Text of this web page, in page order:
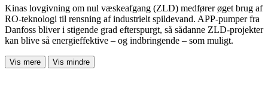
Kinas lovgivning om nul væskeafgang (ZLD) medfører øget brug af
RO-teknologi til rensning af industrielt spildevand. APP-pumper fra
Danfoss bliver i stigende grad efterspurgt, så sådanne ZLD-projekter
kan blive så energieffektive – og indbringende – som muligt.
Vis mere Vis mindre